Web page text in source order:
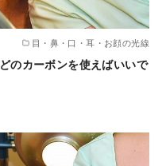
目・鼻・口・耳・お顔の光線
のカーボンを使えばいいで